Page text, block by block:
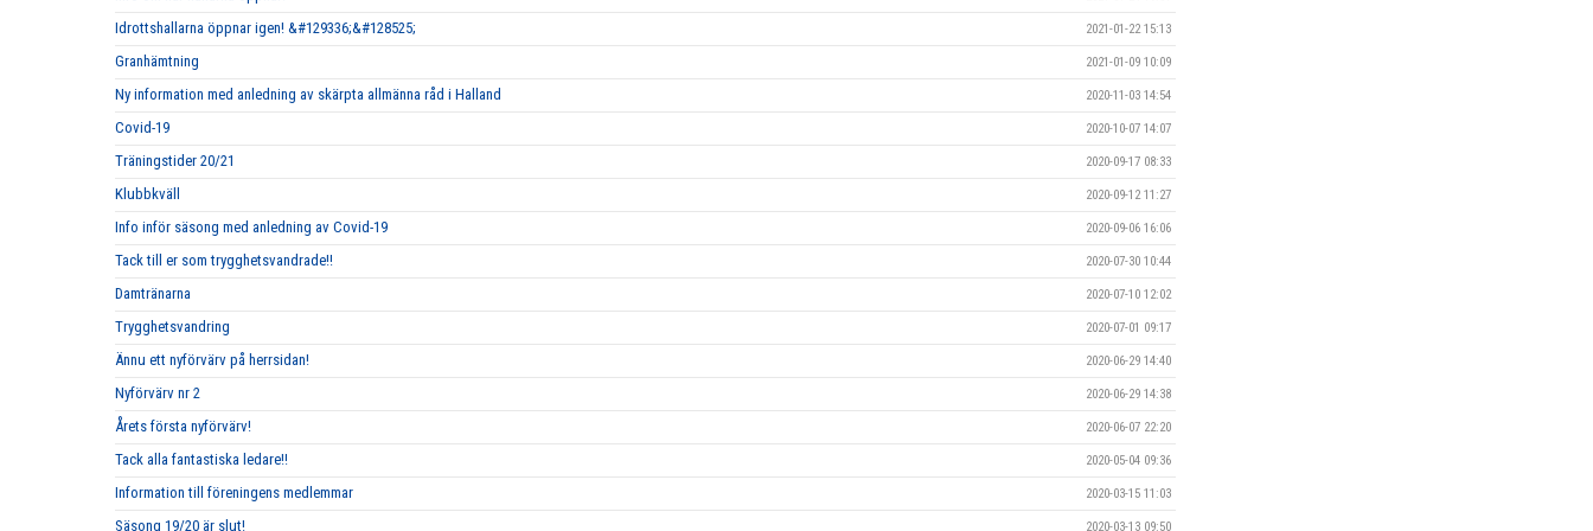
Idrottshallarna öppnar igen! &#129336;&#128525; 2021-01-22 15:13
Granhämtning 2021-01-09 10:09
Ny information med anledning av skärpta allmänna råd i Halland 2020-11-03 14:54
Covid-19 2020-10-07 14:07
Träningstider 20/21 2020-09-17 08:33
Klubbkväll 2020-09-12 11:27
Info inför säsong med anledning av Covid-19 2020-09-06 16:06
Tack till er som trygghetsvandrade!! 2020-07-30 10:44
Damtränarna 2020-07-10 12:02
Trygghetsvandring 2020-07-01 09:17
Ännu ett nyförvärv på herrsidan! 2020-06-29 14:40
Nyförvärv nr 2 2020-06-29 14:38
Årets första nyförvärv! 2020-06-07 22:20
Tack alla fantastiska ledare!! 2020-05-04 09:36
Information till föreningens medlemmar 2020-03-15 11:03
Säsong 19/20 är slut! 2020-03-13 09:50